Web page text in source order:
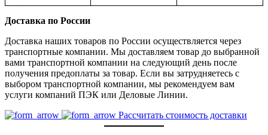
Доставка по России
Доставка наших товаров по России осуществляется через
транспортные компании. Мы доставляем товар до выбранной
вами транспортной компании на следующий день после
получения предоплаты за товар. Если вы затрудняетесь с
выбором транспортной компании, мы рекомендуем вам
услуги компаний ПЭК или Деловые Линии.
Рассчитать стоимость доставки